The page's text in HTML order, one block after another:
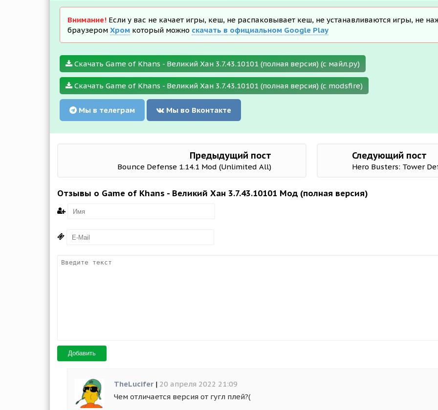
Внимание! Если у вас не качает игры, кеш, не распаковывает кеш, не устанавливаются игры, не
браузером Хром который можно скачать в официальном Google Play
Скачать Game of Khans - Великий Хан 3.7.43.10101 (полная версия) (с майл.ру)
Скачать Game of Khans - Великий Хан 3.7.43.10101 (полная версия) (с modsfire)
Мы в телеграм Мы во Вконтакте
Предыдущий пост
Bounce Defense 1.14.1 Mod (Unlimited All)
Следующий пост
Hero Busters: Tower
Отзывы о Game of Khans - Великий Хан 3.7.43.10101 Мод (полная версия)
Добавить
TheLucifer | 20 апреля 2022 21:09
Чем отличается версия от гугл плей?(